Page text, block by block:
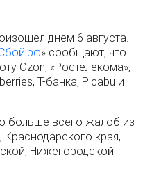
днем 6 августа.
» сообщают, что
Ozon, «Ростелекома»,
Т-банка, Picabu и
больше всего жалоб из
Краснодарского края,
Нижегородской